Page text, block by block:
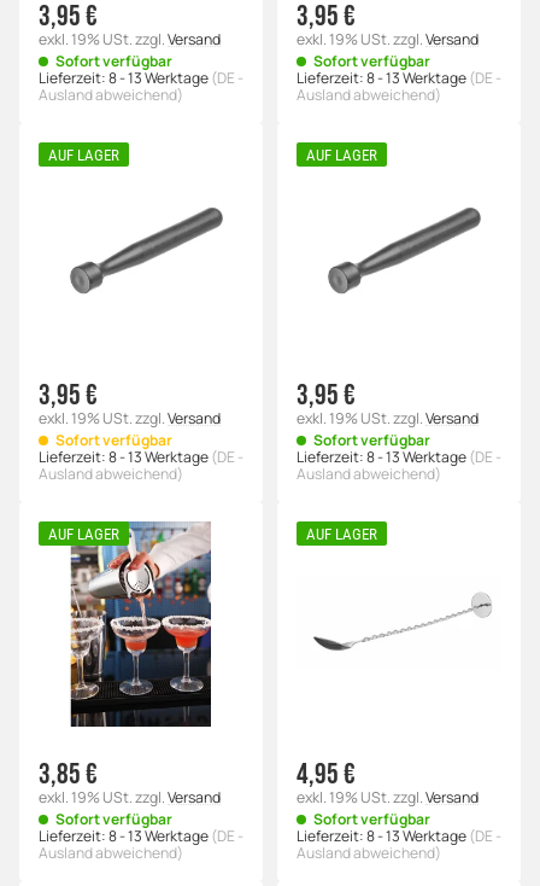
3,95 €
exkl. 19% USt.zzgl.Versand
Sofort verfügbar
Lieferzeit:8 - 13 Werktage(DE -
Ausland abweichend)
3,95 €
exkl. 19% USt.zzgl.Versand
Sofort verfügbar
Lieferzeit:8 - 13 Werktage(DE -
Ausland abweichend)
AUF LAGER
3,95 €
exkl. 19% USt.zzgl.Versand
Sofort verfügbar
Lieferzeit:8 - 13 Werktage(DE -
Ausland abweichend)
AUF LAGER
3,95 €
exkl. 19% USt.zzgl.Versand
Sofort verfügbar
Lieferzeit:8 - 13 Werktage(DE -
Ausland abweichend)
AUF LAGER
3,85 €
exkl. 19% USt.zzgl.Versand
Sofort verfügbar
Lieferzeit:8 - 13 Werktage(DE -
Ausland abweichend)
AUF LAGER
4,95 €
exkl. 19% USt.zzgl.Versand
Sofort verfügbar
Lieferzeit:8 - 13 Werktage(DE -
Ausland abweichend)